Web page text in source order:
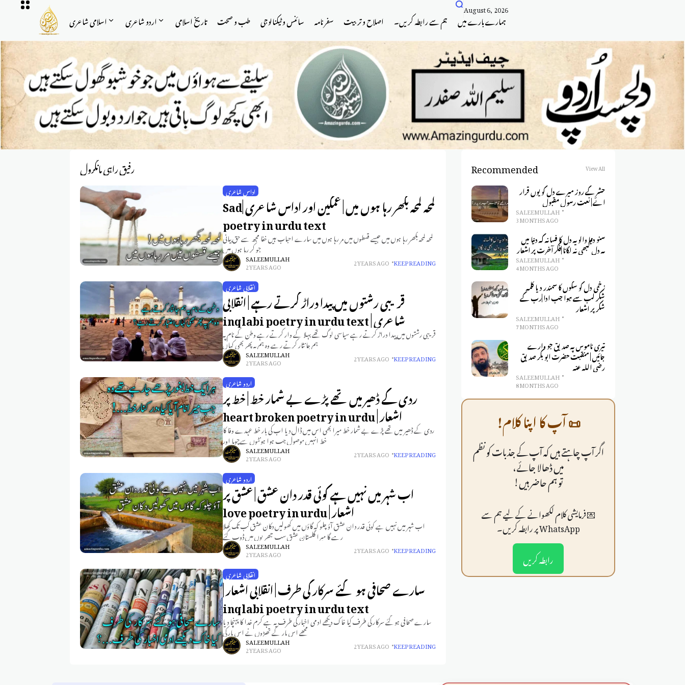
اسلامی شاعری اردو شاعری تاریخ اسلامی طب و صحت سائنس و ٹیکنالوجی سفر نامہ اصلاح و تربیت ہم سے رابطہ کریں۔ ہمارے بارے میں
August 6, 2026
رفیق راہی مانگرول
اداس شاعری
لمحہ لمحہ بکھر رہا ہوں میں | غمگین اور اداس شاعری |Sad
poetry in urdu text
لمحہ لمحہ بکھر رہا ہوں میں جیسے قسطوں میں مر رہا ہوں میں سارے احباب ہیں خفا مجھ سے حق بیانی
جو کر رہا ہوں میں
SALEEM ULLAH
2 YEARS AGO 2 YEARS AGO KEEP READING
انقلابی شاعری
قریبی رشتوں میں پیدا دراڑ کرتے رہے | انقلابی
شاعری | inqlabi poetry in urdu text
قریبی رشتوں میں پیدا دراڑ کرتے رہے سیاسی لوگ تھے بہلا کے وار کرتے رہے وطن کے نام پہ
ہم جا نثار کرتے رہے وہ ہم پہ پھر بھی کہاں
SALEEM ULLAH
2 YEARS AGO 2 YEARS AGO KEEP READING
اردو شاعری
ردی کے ڈھیر میں تھے پڑے بے شمار خط | خط پر
اشعار | heart broken poetry in urdu
ردی کے ڈھیر میں تھے پڑے بے شمار خط میرا بھی اس میں ڈال دیا اب کی بار خط عہدے وفا کا
خط انہیں موصول جب ہوا ہونٹوں سےچوما اور
SALEEM ULLAH
2 YEARS AGO 2 YEARS AGO KEEP READING
اردو شاعری
اب شہر میں نہیں ہے کوئی قدر دان عشق | عشق پر
اشعار | love poetry in urdu
اب شہر میں نہیں ہے کوئی قدر دان عشق آؤ چلو کہ گاؤں میں کھولیں دکان عشق کب تک کھلا
رہے گا میرا گلستان عشق سب جھریوں میں ڈوب گئے
SALEEM ULLAH
2 YEARS AGO 2 YEARS AGO KEEP READING
انقلابی شاعری
سارے صحافی ہو گئے سرکار کی طرف | انقلابی اشعار |
inqlabi poetry in urdu text
سارے صحافی ہو گئے سرکار کی طرف کیا خاک دیکھے ادمی اخبار کی طرف یہ ہے کرم خدا کا پہنچا دیا
مجھے اس پار کے تھپڑوں نے اس پار کی
SALEEM ULLAH
2 YEARS AGO 2 YEARS AGO KEEP READING
Recommended View All
حشر کے روز میرے دل کو یوں قرار
ائے | نعت رسول مقبول
SALEEM ULLAH
3 MONTHS AGO
سنو دنیا والو یہ دل کا فسانہ کہ دنیا میں
یہ دل کبھی نہ لگانا |فکر آخرت پر اشعار
SALEEM ULLAH
4 MONTHS AGO
زخمی دل کو سکوں کا سمندر دیا کلمہِ
شکر لب سے ہوا جب ادا |رب کے
شکر پر اشعار
SALEEM ULLAH
7 MONTHS AGO
تیری ناموس پہ صدیق جو وارے
جائیں | منقبت حضرت ابو بکر صدیق
رضی اللہ عنہ
SALEEM ULLAH
8 MONTHS AGO
📜 آپ کا اپنا کلام!
اگر آپ چاہتے ہیں کہ آپ کے جذبات کو نظم
میں ڈھالا جائے،
تو ہم حاضر ہیں!
💌 فرمايشی کلام لکھوانے کے لیے ہم سے
WhatsApp پر رابطہ کریں۔
رابطہ کریں